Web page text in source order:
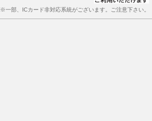
※一部、ICカード非対応系統がございます。ご注意下さい。